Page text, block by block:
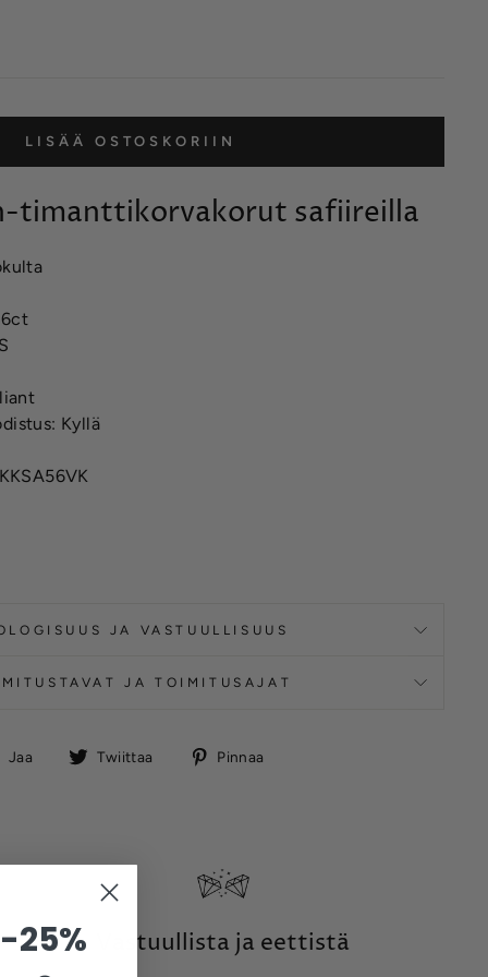
LISÄÄ OSTOSKORIIN
timanttikorvakorut safiireilla
Kyllä
JA VASTUULLISUUS
JA TOIMITUSAJAT
Jaa
Jaa
Twiittaa TwiittaaPinnaa
Vastuullista ja eettistä
25%